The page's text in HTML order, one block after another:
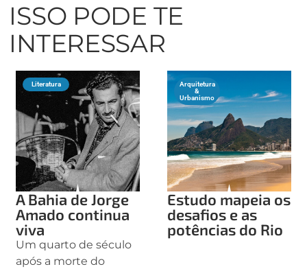
ISSO PODE TE
INTERESSAR
Literatura
A Bahia de Jorge
Amado continua
viva
Um quarto de século
após a morte do
Arquitetura
&
Urbanismo
Estudo mapeia os
desafios e as
potências do Rio